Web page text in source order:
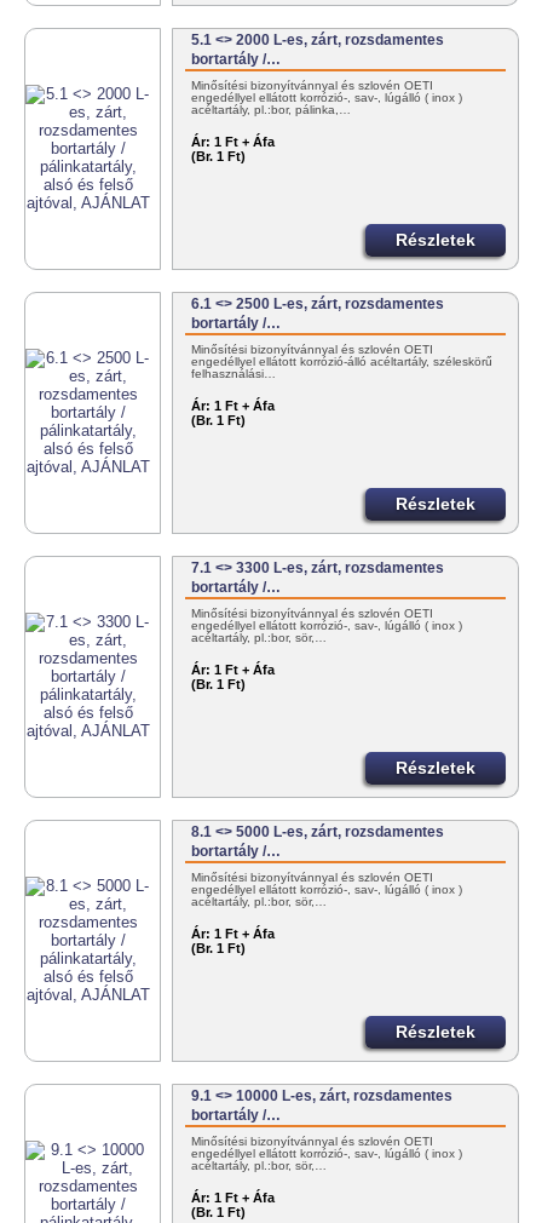
5.1 <> 2000 L-es, zárt, rozsdamentes
bortartály /…
Minősítési bizonyítvánnyal és szlovén OÉTI
engedéllyel ellátott korrózió-, sav-, lúgálló ( inox )
acéltartály, pl.:bor, pálinka,…
Ár: 1 Ft + Áfa
(Br. 1 Ft)
Részletek
6.1 <> 2500 L-es, zárt, rozsdamentes
bortartály /…
Minősítési bizonyítvánnyal és szlovén OÉTI
engedéllyel ellátott korrózió-álló acéltartály, széleskörű
felhasználási…
Ár: 1 Ft + Áfa
(Br. 1 Ft)
Részletek
7.1 <> 3300 L-es, zárt, rozsdamentes
bortartály /…
Minősítési bizonyítvánnyal és szlovén OÉTI
engedéllyel ellátott korrózió-, sav-, lúgálló ( inox )
acéltartály, pl.:bor, sör,…
Ár: 1 Ft + Áfa
(Br. 1 Ft)
Részletek
8.1 <> 5000 L-es, zárt, rozsdamentes
bortartály /…
Minősítési bizonyítvánnyal és szlovén OÉTI
engedéllyel ellátott korrózió-, sav-, lúgálló ( inox )
acéltartály, pl.:bor, sör,…
Ár: 1 Ft + Áfa
(Br. 1 Ft)
Részletek
9.1 <> 10000 L-es, zárt, rozsdamentes
bortartály /…
Minősítési bizonyítvánnyal és szlovén OÉTI
engedéllyel ellátott korrózió-, sav-, lúgálló ( inox )
acéltartály, pl.:bor, sör,…
Ár: 1 Ft + Áfa
(Br. 1 Ft)